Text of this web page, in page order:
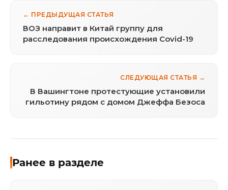
← ПРЕДЫДУЩАЯ СТАТЬЯ
ВОЗ направит в Китай группу для
расследования происхождения Covid-19
СЛЕДУЮЩАЯ СТАТЬЯ →
В Вашингтоне протестующие установили
гильотину рядом с домом Джеффа Безоса
Ранее в разделе